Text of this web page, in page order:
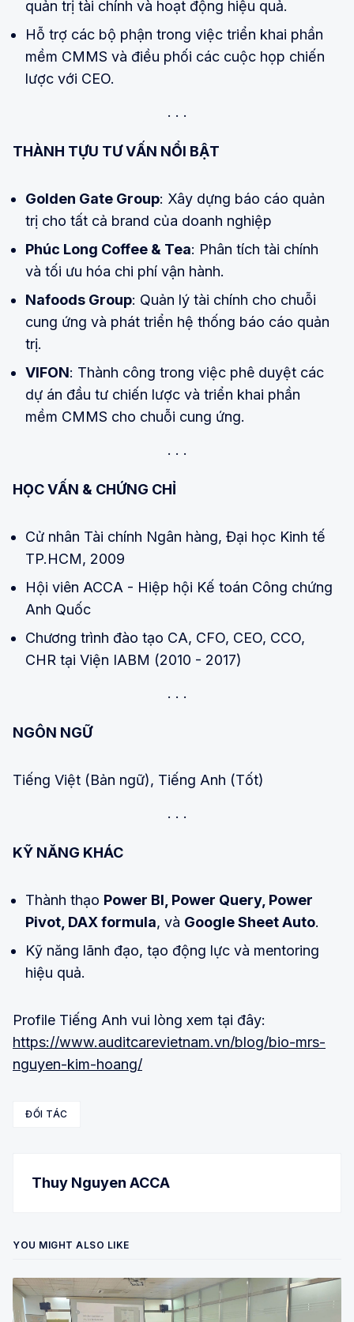
quản trị tài chính và hoạt động hiệu quả.
Hỗ trợ các bộ phận trong việc triển khai phần
mềm CMMS và điều phối các cuộc họp chiến
lược với CEO.
THÀNH TỰU TƯ VẤN NỔI BẬT
Golden Gate Group: Xây dựng báo cáo quản
trị cho tất cả brand của doanh nghiệp
Phúc Long Coffee & Tea: Phân tích tài chính
và tối ưu hóa chi phí vận hành.
Nafoods Group: Quản lý tài chính cho chuỗi
cung ứng và phát triển hệ thống báo cáo quản
trị.
VIFON: Thành công trong việc phê duyệt các
dự án đầu tư chiến lược và triển khai phần
mềm CMMS cho chuỗi cung ứng.
HỌC VẤN & CHỨNG CHỈ
Cử nhân Tài chính Ngân hàng, Đại học Kinh tế
TP.HCM, 2009
Hội viên ACCA - Hiệp hội Kế toán Công chứng
Anh Quốc
Chương trình đào tạo CA, CFO, CEO, CCO,
CHR tại Viện IABM (2010 - 2017)
NGÔN NGỮ
Tiếng Việt (Bản ngữ), Tiếng Anh (Tốt)
KỸ NĂNG KHÁC
Thành thạo Power BI, Power Query, Power
Pivot, DAX formula, và Google Sheet Auto.
Kỹ năng lãnh đạo, tạo động lực và mentoring
hiệu quả.
Profile Tiếng Anh vui lòng xem tại đây:
https://www.auditcarevietnam.vn/blog/bio-mrs-
nguyen-kim-hoang/
ĐỐI TÁC
Thuy Nguyen ACCA
YOU MIGHT ALSO LIKE